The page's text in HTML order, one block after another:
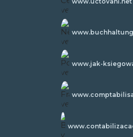
www.jak-